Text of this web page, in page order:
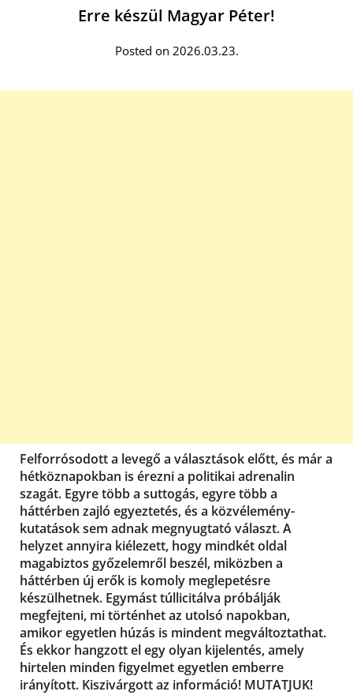
Erre készül Magyar Péter!
Posted on 2026.03.23.
Felforrósodott a levegő a választások előtt, és már a
hétköznapokban is érezni a politikai adrenalin
szagát. Egyre több a suttogás, egyre több a
háttérben zajló egyeztetés, és a közvélemény-
kutatások sem adnak megnyugtató választ. A
helyzet annyira kiélezett, hogy mindkét oldal
magabiztos győzelemről beszél, miközben a
háttérben új erők is komoly meglepetésre
készülhetnek. Egymást túllicitálva próbálják
megfejteni, mi történhet az utolsó napokban,
amikor egyetlen húzás is mindent megváltoztathat.
És ekkor hangzott el egy olyan kijelentés, amely
hirtelen minden figyelmet egyetlen emberre
irányított. Kiszivárgott az információ! MUTATJUK!